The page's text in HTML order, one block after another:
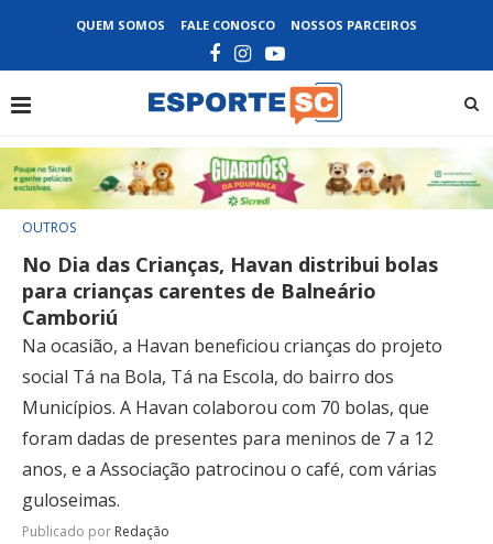
QUEM SOMOS FALE CONOSCO NOSSOS PARCEIROS
OUTROS
No Dia das Crianças, Havan distribui bolas
para crianças carentes de Balneário
Camboriú
Na ocasião, a Havan beneficiou crianças do projeto
social Tá na Bola, Tá na Escola, do bairro dos
Municípios. A Havan colaborou com 70 bolas, que
foram dadas de presentes para meninos de 7 a 12
anos, e a Associação patrocinou o café, com várias
guloseimas.
Publicado por Redação